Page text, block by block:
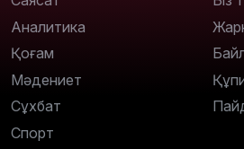
Аналитика
Қоғам
Мәдениет
Сұхбат
Спорт